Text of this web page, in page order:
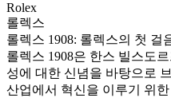
Rolex
롤렉스
롤렉스 1908: 롤렉스의 첫 걸
롤렉스 1908은 한스 빌스도
성에 대한 신념을 바탕으로
산업에서 혁신을 이루기 위